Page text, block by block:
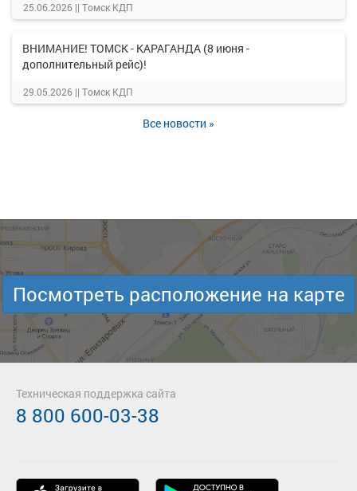
25.06.2026 || Томск КДП
ВНИМАНИЕ! ТОМСК - КАРАГАНДА (8 июня -
дополнительный рейс)!
29.05.2026 || Томск КДП
Все новости »
Посмотреть расположение на карте
Техническая поддержка сайта
8 800 600-03-38